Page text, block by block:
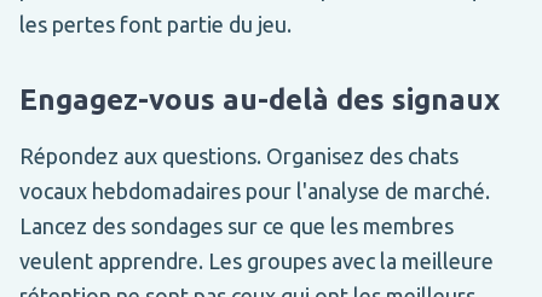
les pertes font partie du jeu.
Engagez-vous au-delà des signaux
Répondez aux questions. Organisez des chats
vocaux hebdomadaires pour l'analyse de marché.
Lancez des sondages sur ce que les membres
veulent apprendre. Les groupes avec la meilleure